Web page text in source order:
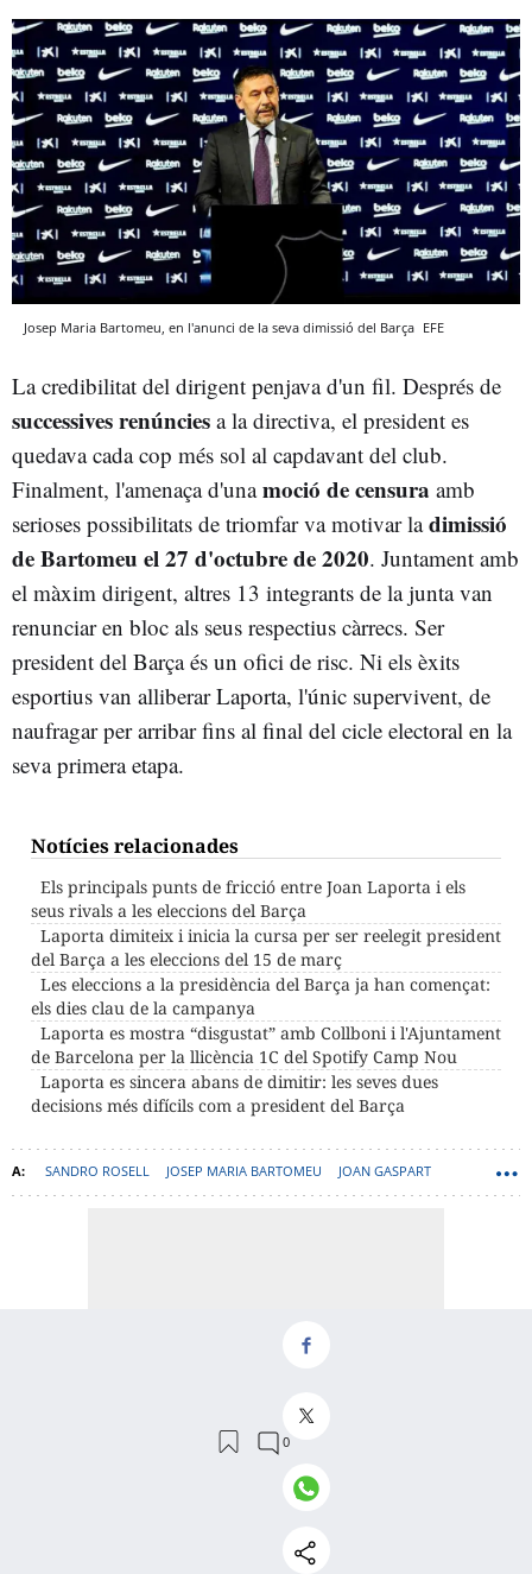
Josep Maria Bartomeu, en l'anunci de la seva dimissió del Barça EFE
La credibilitat del dirigent penjava d'un fil. Després de
successives renúncies a la directiva, el president es
quedava cada cop més sol al capdavant del club.
Finalment, l'amenaça d'unamoció de censura amb
serioses possibilitats de triomfar va motivar ladimissió
de Bartomeu el 27 d'octubre de 2020. Juntament amb
el màxim dirigent, altres 13 integrants de la junta van
renunciar en bloc als seus respectius càrrecs. Ser
president del Barça és un ofici de risc. Ni els èxits
esportius van alliberar Laporta, l'únic supervivent, de
naufragar per arribar fins al final del cicle electoral en la
seva primera etapa.
Notícies relacionades
Els principals punts de fricció entre Joan Laporta i els
seus rivals a les eleccions del Barça
Laporta dimiteix i inicia la cursa per ser reelegit president
del Barça a les eleccions del 15 de març
Les eleccions a la presidència del Barça ja han començat:
els dies clau de la campanya
Laporta es mostra “disgustat” amb Collboni i l'Ajuntament
de Barcelona per la llicència 1C del Spotify Camp Nou
Laporta es sincera abans de dimitir: les seves dues
decisions més difícils com a president del Barça
SANDRO ROSELL JOSEP MARIA BARTOMEU JOAN GASPART